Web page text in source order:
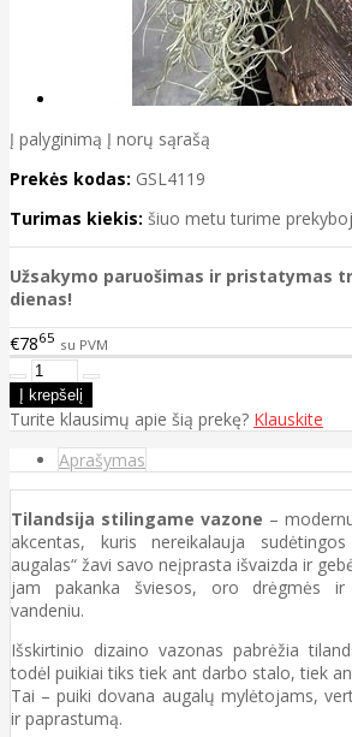
Į palyginimą Į norų sąrašą
Prekės kodas: GSL4119
Turimas kiekis: šiuo metu turime
Užsakymo paruošimas ir pristatymas
dienas!
€7865 su PVM
Turite klausimų apie šią prekę? Klauskite
Aprašymas
Tilandsija stilingame vazone –
akcentas, kuris nereikalauja
augalas“ žavi savo neįprasta išvaizda ir
jam pakanka šviesos, oro drėgmės ir
vandeniu.
Išskirtinio dizaino vazonas pabrėžia
todėl puikiai tiks tiek ant darbo stalo, tiek
Tai – puiki dovana augalų mylėtojams,
ir paprastumą.